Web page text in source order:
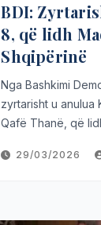
BDI:
8, që lidh
Shqipërinë
Nga Bashkimi
zyrtarisht u
Qafë Thanë, që
29/03/2026